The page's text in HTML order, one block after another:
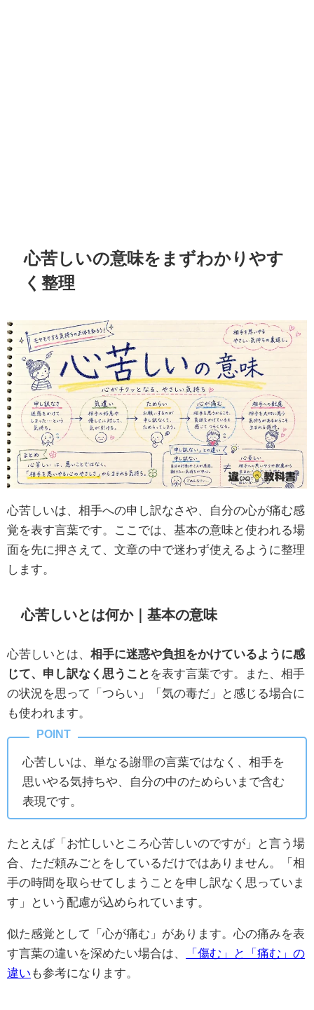
心苦しいの意味をまずわかりやす
く整理
心苦しいは、相手への申し訳なさや、自分の心が痛む感
覚を表す言葉です。ここでは、基本の意味と使われる場
面を先に押さえて、文章の中で迷わず使えるように整理
します。
心苦しいとは何か｜基本の意味
心苦しいとは、 相手に迷惑や負担をかけているように感
じて、申し訳なく思うこと を表す言葉です。また、相手
の状況を思って「つらい」「気の毒だ」と感じる場合に
も使われます。
心苦しいは、単なる謝罪の言葉ではなく、相手を
思いやる気持ちや、自分の中のためらいまで含む
表現です。
たとえば「お忙しいところ心苦しいのですが」と言う場
合、ただ頼みごとをしているだけではありません。「相
手の時間を取らせてしまうことを申し訳なく思っていま
す」という配慮が込められています。
似た感覚として「心が痛む」があります。心の痛みを表
す言葉の違いを深めたい場合は、
「傷む」と「痛む」の
違い も参考になります。